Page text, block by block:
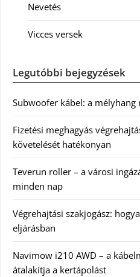
Nevetés
Vicces versek
Legutóbbi bejegyzések
Subwoofer kábel: a mélyhang
Fizetési meghagyás
követelését hatékonyan
Teverun roller – a városi
minden nap
Végrehajtási szakjogász:
eljárásban
Navimow i210 AWD – a
átalakítja a kertápolást